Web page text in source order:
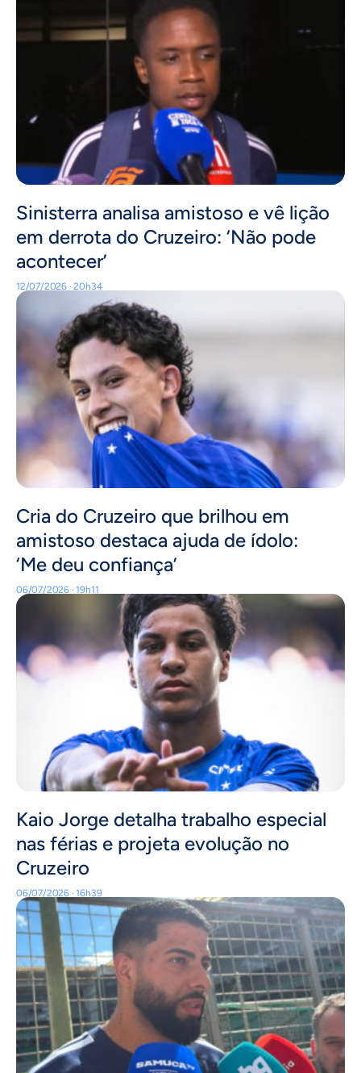
Sinisterra analisa amistoso e vê lição
em derrota do Cruzeiro: ‘Não pode
acontecer’
12/07/2026 · 20h34
Cria do Cruzeiro que brilhou em
amistoso destaca ajuda de ídolo:
‘Me deu confiança’
06/07/2026 · 19h11
Kaio Jorge detalha trabalho especial
nas férias e projeta evolução no
Cruzeiro
06/07/2026 · 16h39